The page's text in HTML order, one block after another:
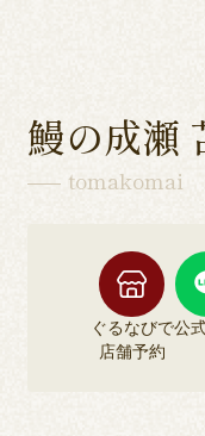
鰻の成瀬
tomakomai
ぐるなびで
店舗予約
公